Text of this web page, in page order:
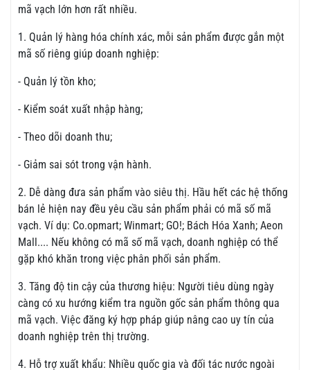
mã vạch lớn hơn rất nhiều.
1. Quản lý hàng hóa chính xác, mỗi sản phẩm được gắn một
mã số riêng giúp doanh nghiệp:
- Quản lý tồn kho;
- Kiểm soát xuất nhập hàng;
- Theo dõi doanh thu;
- Giảm sai sót trong vận hành.
2. Dễ dàng đưa sản phẩm vào siêu thị. Hầu hết các hệ thống
bán lẻ hiện nay đều yêu cầu sản phẩm phải có mã số mã
vạch. Ví dụ: Co.opmart; Winmart; GO!; Bách Hóa Xanh; Aeon
Mall.... Nếu không có mã số mã vạch, doanh nghiệp có thể
gặp khó khăn trong việc phân phối sản phẩm.
3. Tăng độ tin cậy của thương hiệu: Người tiêu dùng ngày
càng có xu hướng kiểm tra nguồn gốc sản phẩm thông qua
mã vạch. Việc đăng ký hợp pháp giúp nâng cao uy tín của
doanh nghiệp trên thị trường.
4. Hỗ trợ xuất khẩu: Nhiều quốc gia và đối tác nước ngoài